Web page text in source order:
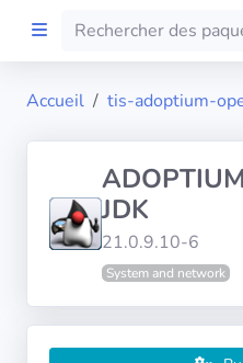
FILTRES
Accueil tis-adoptium-
JDK
21.0.9.10-6
System and network